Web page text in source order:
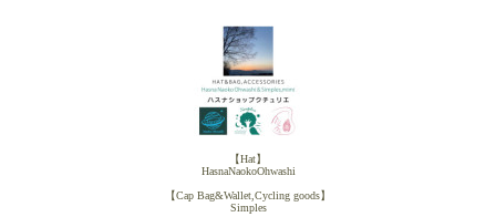
【Hat】
HasnaNaokoOhwashi
【Cap Bag&Wallet,Cycling goods】
Simples